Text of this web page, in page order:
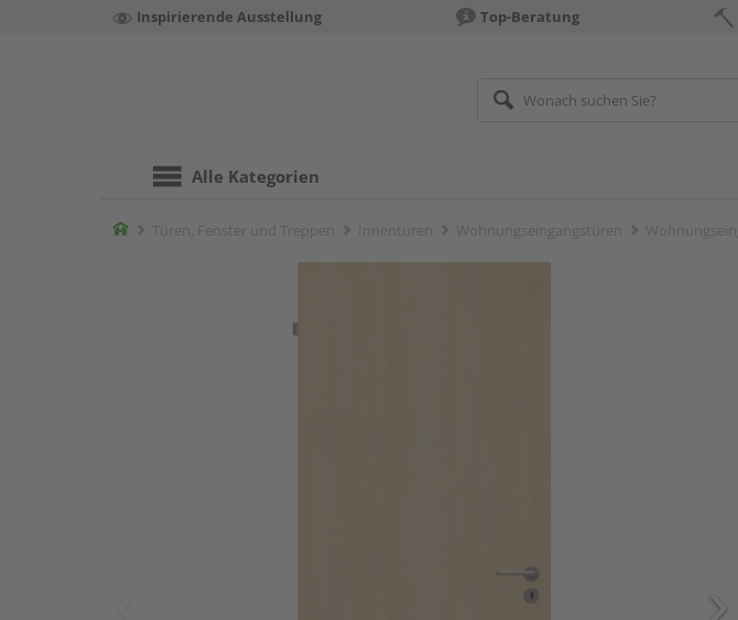
Inspirierende Ausstellung Top-Beratung
Alle Kategorien
Home